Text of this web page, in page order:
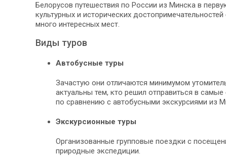
Белорусов путешествия по России из Минска в
культурных и исторических
много интересных мест.
Виды туров
Автобусные туры
Зачастую они отличаются минимумом
актуальны тем, кто решил отправиться в
по сравнению с автобусными экскурсиями из
Экскурсионные туры
Организованные групповые поездки с
природные экспедиции.